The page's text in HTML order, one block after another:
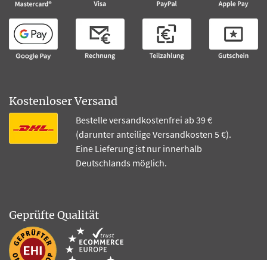
Kostenloser Versand
Bestelle versandkostenfrei ab 39 €
(darunter anteilige Versandkosten 5 €).
Eine Lieferung ist nur innerhalb
Deutschlands möglich.
Geprüfte Qualität